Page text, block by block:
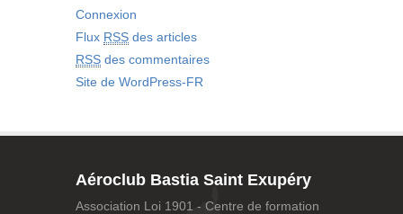
Connexion
Flux RSS des articles
RSS des commentaires
Site de WordPress-FR
Aéroclub Bastia Saint Exupéry
Association Loi 1901 - Centre de formation